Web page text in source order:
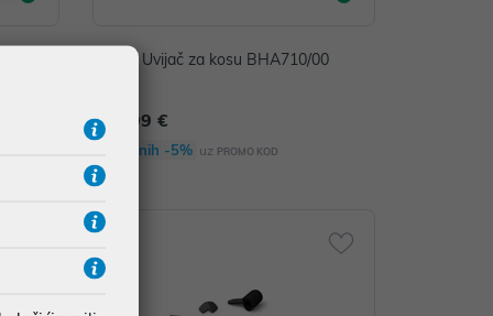
Philips Uvijač za kosu BHA710/00
101,99 €
Dodatnih -5% uz PROMO KOD